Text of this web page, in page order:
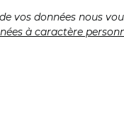
vos données nous
à caractère